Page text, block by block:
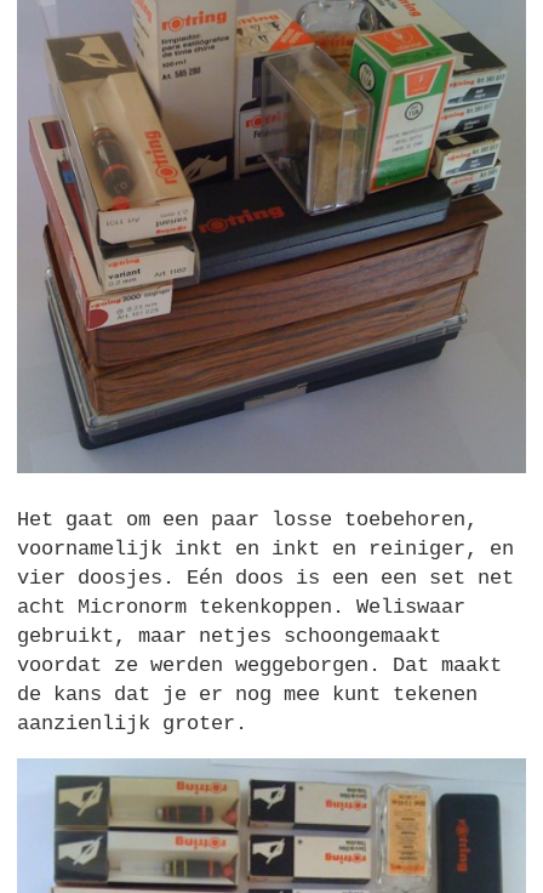
Het gaat om een paar losse toebehoren,
voornamelijk inkt en inkt en reiniger, en
vier doosjes. Eén doos is een een set net
acht Micronorm tekenkoppen. Weliswaar
gebruikt, maar netjes schoongemaakt
voordat ze werden weggeborgen. Dat maakt
de kans dat je er nog mee kunt tekenen
aanzienlijk groter.